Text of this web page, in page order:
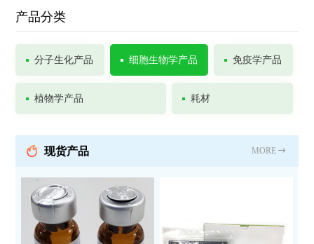
产品分类
分子生化产品 细胞生物学产品 免疫学产品
植物学产品 耗材
现货产品 MORE